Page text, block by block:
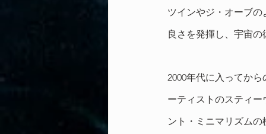
ツインやジ・オーブ
良さを発揮し、宇宙
2000年代に入ってか
ーティストのスティ
ント・ミニマリズム